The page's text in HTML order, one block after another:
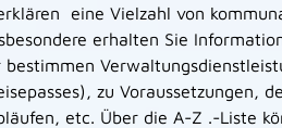
eine Vielzahl von
erhalten Sie
zu Voraussetzungen,
etc. Über die A-Z .-Liste